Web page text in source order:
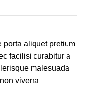
porta aliquet pretium
facilisi curabitur a
malesuada
viverra